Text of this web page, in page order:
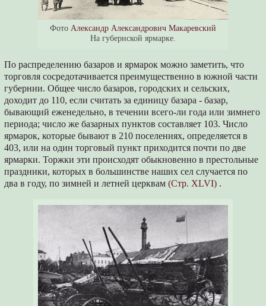
Фото Александр Александрович Макаревский
На губернской ярмарке.
По распределению базаров и ярмарок можно заметить, что
торговля сосредотачивается преимущественно в южной части
губернии. Общее число базаров, городских и сельских,
доходит до 110, если считать за единицу базара - базар,
бывающий еженедельно, в течении всего-ли года или зимнего
периода; число же базарных пунктов составляет 103. Число
ярмарок, которые бывают в 210 поселениях, определяется в
403, или на один торговый пункт приходится почти по две
ярмарки. Торжки эти происходят обыкновенно в престольные
праздники, которых в большинстве наших сел случается по
два в году, по зимней и летней церквам(Стр. XLVI) .